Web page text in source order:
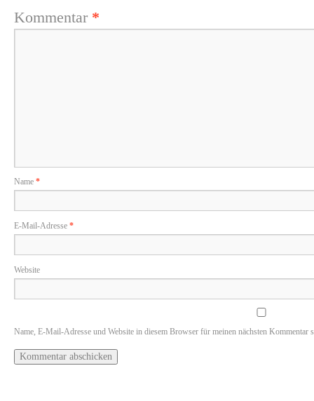
Kommentar *
Name *
E-Mail-Adresse *
Website
Name, E-Mail-Adresse und Website in diesem Browser für meinen nächsten Kommentar